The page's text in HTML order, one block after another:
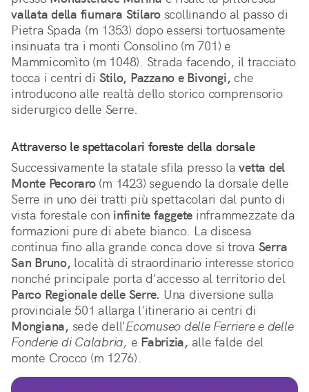
vallata della fiumara Stilaro scollinando al passo di
Pietra Spada (m 1353) dopo essersi tortuosamente
insinuata tra i monti Consolino (m 701) e
Mammicomìto (m 1048). Strada facendo, il tracciato
tocca i centri di Stilo, Pazzano e Bivongi, che
introducono alle realtà dello storico comprensorio
siderurgico delle Serre.
Attraverso le spettacolari foreste della dorsale
Successivamente la statale sfila presso la vetta del
Monte Pecoraro (m 1423) seguendo la dorsale delle
Serre in uno dei tratti più spettacolari dal punto di
vista forestale con infinite faggete inframmezzate da
formazioni pure di abete bianco. La discesa
continua fino alla grande conca dove si trova Serra
San Bruno, località di straordinario interesse storico
nonché principale porta d'accesso al territorio del
Parco Regionale delle Serre. Una diversione sulla
Mongiana, sede dell'Ecomuseo delle Ferriere e delle
Fonderie di Calabria, e Fabrizia, alle falde del
monte Crocco (m 1276).